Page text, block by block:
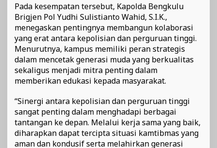
Pada kesempatan tersebut, Kapolda Bengkulu
Brigjen Pol Yudhi Sulistianto Wahid, S.I.K.,
menegaskan pentingnya membangun kolaborasi
yang erat antara kepolisian dan perguruan tinggi.
Menurutnya, kampus memiliki peran strategis
dalam mencetak generasi muda yang berkualitas
sekaligus menjadi mitra penting dalam
memberikan edukasi kepada masyarakat.
“Sinergi antara kepolisian dan perguruan tinggi
sangat penting dalam menghadapi berbagai
tantangan ke depan. Melalui kerja sama yang baik,
diharapkan dapat tercipta situasi kamtibmas yang
aman dan kondusif serta melahirkan generasi